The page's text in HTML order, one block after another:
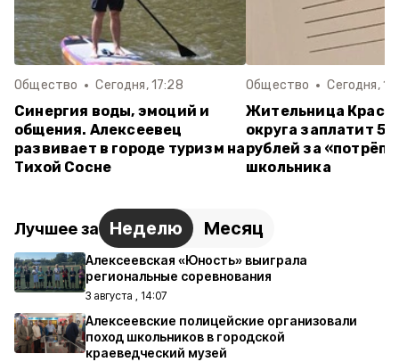
Общество Сегодня, 17:28
Синергия воды, эмоций и
общения. Алексеевец
развивает в городе туризм на
Тихой Сосне
Общество Сегодня,
Жительница
округа заплатит
рублей за
школьника
Лучшее за Неделю Месяц
Алексеевская «Юность» выиграла
региональные соревнования
3 августа , 14:07
Алексеевские полицейские организовали
поход школьников в городской
краеведческий музей